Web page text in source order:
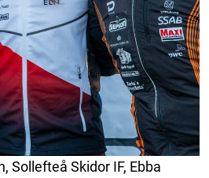
Sollefteå Skidor IF, Ebba